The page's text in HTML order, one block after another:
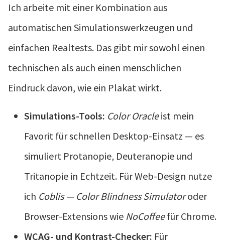
Ich arbeite mit einer Kombination aus
automatischen Simulationswerkzeugen und
einfachen Realtests. Das gibt mir sowohl einen
technischen als auch einen menschlichen
Eindruck davon, wie ein Plakat wirkt.
Simulations-Tools: Color Oracleist mein
Favorit für schnellen Desktop-Einsatz — es
simuliert Protanopie, Deuteranopie und
Tritanopie in Echtzeit. Für Web-Design nutze
ich Coblis — Color Blindness Simulatoroder
Browser-Extensions wie NoCoffeefür Chrome.
WCAG- und Kontrast-Checker: Für